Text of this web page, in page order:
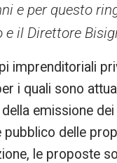
e per questo
il Direttore
imprenditoriali
i quali sono
emissione dei
delle
le proposte